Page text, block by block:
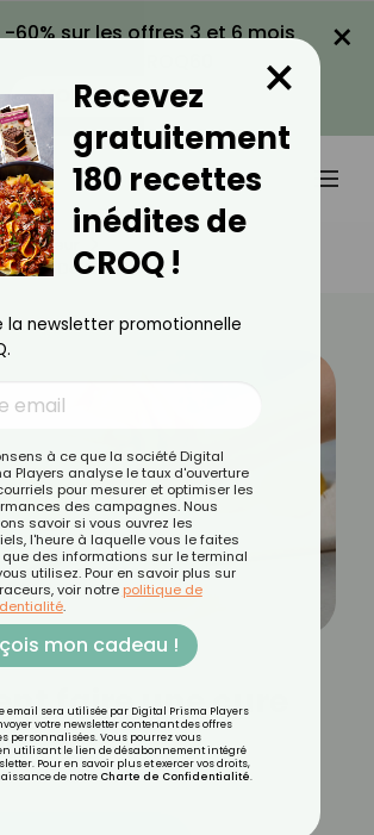
-60% sur les offres 3 et 6 mois
VOIR LA PROMO
×
Minceur
Cure De Citron ?
faire une cure
?
Recevez
gratuitement
180 recettes
inédites de
CROQ !
×
la newsletter promotionnelle
à ce que la société Digital
Players analyse le taux d'ouverture
pour mesurer et optimiser les
des campagnes. Nous
savoir si vous ouvrez les
l'heure à laquelle vous le faites
des informations sur le terminal
utilisez. Pour en savoir plus sur
voir notre politique de
.
mon cadeau !
email sera utilisée par Digital Prisma Players
votre newsletter contenant des offres
personnalisées. Vous pourrez vous
utilisant le lien de désabonnement intégré
Pour en savoir plus et exercer vos droits,
de notre Charte de Confidentialité.